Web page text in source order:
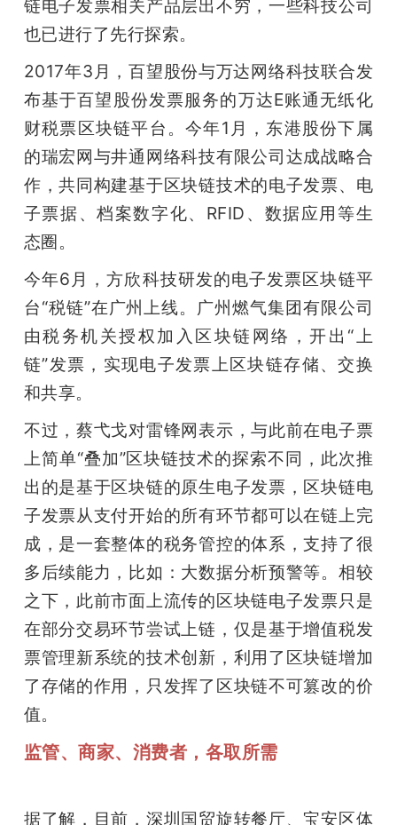
链电子发票相关产品层出不穷，一些科技公司
也已进行了先行探索。
2017年3月，百望股份与万达网络科技联合发
布基于百望股份发票服务的万达E账通无纸化
财税票区块链平台。今年1月，东港股份下属
的瑞宏网与井通网络科技有限公司达成战略合
作，共同构建基于区块链技术的电子发票、电
子票据、档案数字化、RFID、数据应用等生
态圈。
今年6月，方欣科技研发的电子发票区块链平
台“税链”在广州上线。广州燃气集团有限公司
由税务机关授权加入区块链网络，开出“上
链”发票，实现电子发票上区块链存储、交换
和共享。
不过，蔡弋戈对雷锋网表示，与此前在电子票
上简单“叠加”区块链技术的探索不同，此次推
出的是基于区块链的原生电子发票，区块链电
子发票从支付开始的所有环节都可以在链上完
成，是一套整体的税务管控的体系，支持了很
多后续能力，比如：大数据分析预警等。相较
之下，此前市面上流传的区块链电子发票只是
在部分交易环节尝试上链，仅是基于增值税发
票管理新系统的技术创新，利用了区块链增加
了存储的作用，只发挥了区块链不可篡改的价
值。
监管、商家、消费者，各取所需
据了解，目前，深圳国贸旋转餐厅、宝安区体